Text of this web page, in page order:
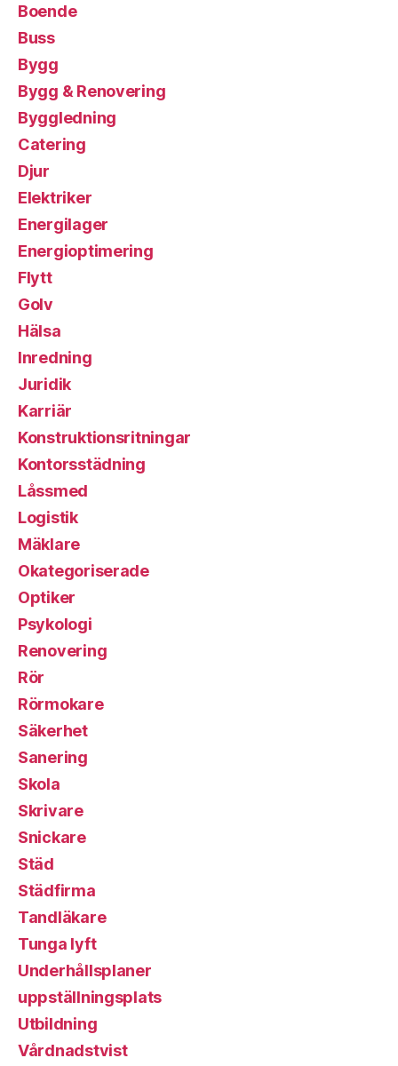
Boende
Buss
Bygg
Bygg & Renovering
Byggledning
Catering
Djur
Elektriker
Energilager
Energioptimering
Flytt
Golv
Hälsa
Inredning
Juridik
Karriär
Konstruktionsritningar
Kontorsstädning
Låssmed
Logistik
Mäklare
Okategoriserade
Optiker
Psykologi
Renovering
Rör
Rörmokare
Säkerhet
Sanering
Skola
Skrivare
Snickare
Städ
Städfirma
Tandläkare
Tunga lyft
Underhållsplaner
uppställningsplats
Utbildning
Vårdnadstvist